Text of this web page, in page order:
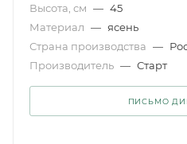
Высота, см — 45
Материал — ясень
Страна производства —
Производитель — Старт
ПИСЬМО